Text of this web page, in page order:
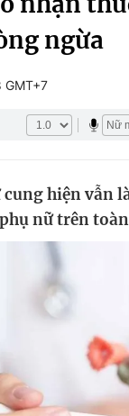
cuộc sống
ngừa
hiện vẫn
nữ trên